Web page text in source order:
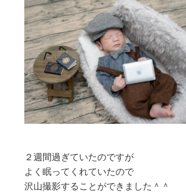
２週間過ぎていたのですが
よく眠ってくれていたので
沢山撮影することができました＾＾